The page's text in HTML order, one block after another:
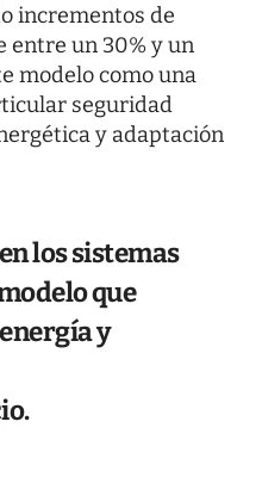
incrementos de
entre un 30% y un
modelo como una
seguridad
y adaptación
los sistemas
que
y